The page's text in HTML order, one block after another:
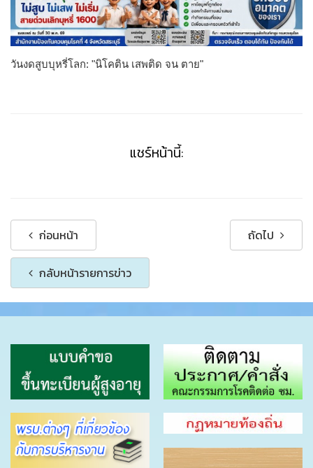
วันงดสูบบุหรี่โลก: "นิโคติน เสพติด จน ตาย"
แชร์หน้านี้:
ก่อนหน้า ถัดไป
กลับหน้ารายการข่าว